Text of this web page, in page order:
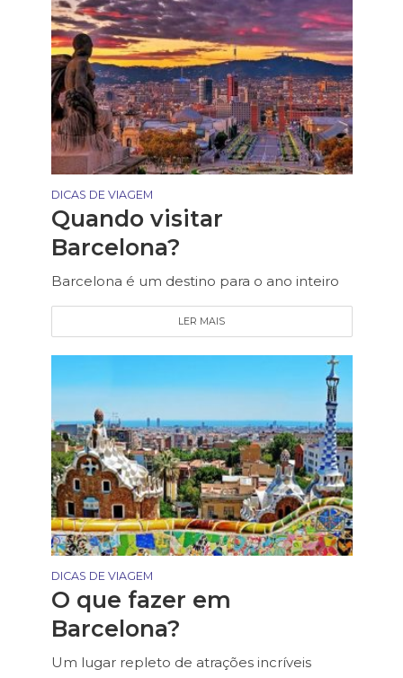
DICAS DE VIAGEM
Quando visitar
Barcelona?
Barcelona é um destino para o ano inteiro
LER MAIS
DICAS DE VIAGEM
O que fazer em
Barcelona?
Um lugar repleto de atrações incríveis